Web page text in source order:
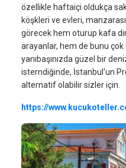
özellikle haftaiçi oldukça
köşkleri ve evleri,
görecek hem oturup kafa
arayanlar, hem de bunu
yanıbaşınızda güzel bir
isterndiğinde, İstanbul'un
alternatif olabilir sizler için.
https://